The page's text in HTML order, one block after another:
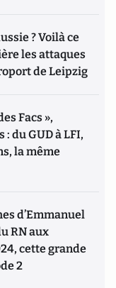
? Voilà ce
les attaques
de Leipzig
Facs »,
du GUD à LFI,
la même
d’Emmanuel
RN aux
cette grande
2